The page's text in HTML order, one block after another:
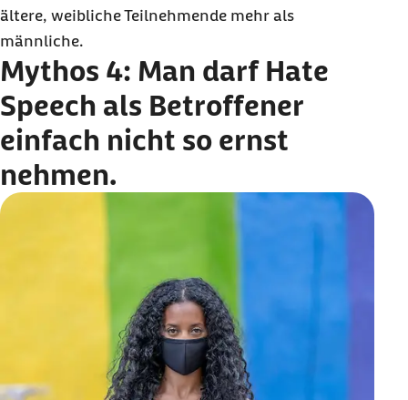
ältere, weibliche Teilnehmende mehr als
männliche.
Mythos 4: Man darf Hate
Speech als Betroffener
einfach nicht so ernst
nehmen.